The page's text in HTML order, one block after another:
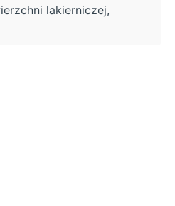
lakierniczej,